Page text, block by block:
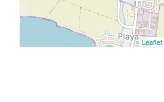
Leaflet